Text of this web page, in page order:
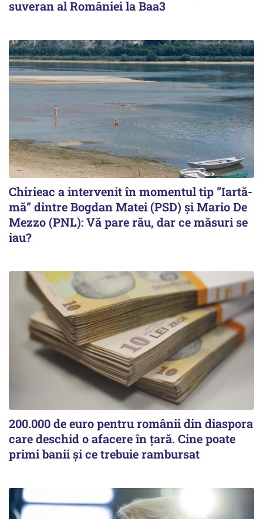
suveran al României la Baa3
Chirieac a intervenit în momentul tip ”Iartă-
mă” dintre Bogdan Matei (PSD) și Mario De
Mezzo (PNL): Vă pare rău, dar ce măsuri se
iau?
200.000 de euro pentru românii din diaspora
care deschid o afacere în țară. Cine poate
primi banii și ce trebuie rambursat